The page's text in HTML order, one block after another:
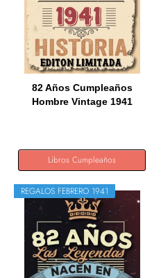
82 Años Cumpleaños
Hombre Vintage 1941
Libros Cumpleaños
REGALOS FEBRERO 1941